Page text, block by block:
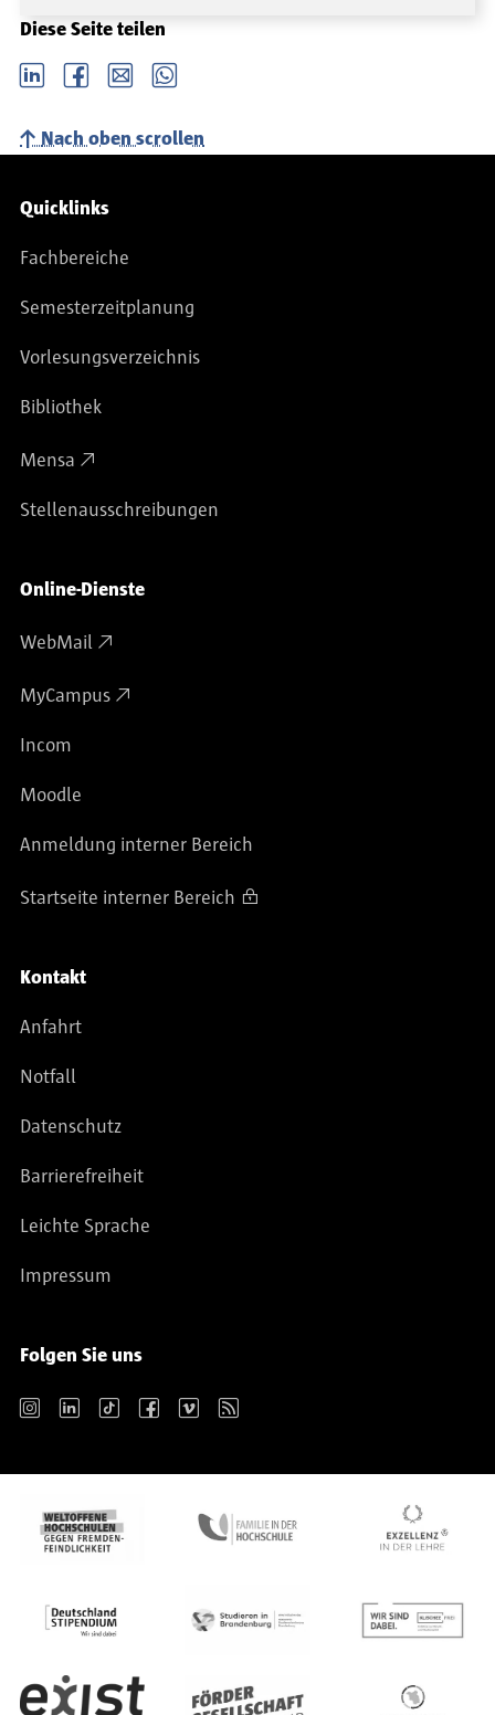
Diese Seite teilen
LinkedIn Facebook email Whatsapp
Nach oben scrollen
Service-Navigation
Quicklinks
Fachbereiche
Semesterzeitplanung
Vorlesungsverzeichnis
Bibliothek
Mensa
Stellenausschreibungen
Online-Dienste
WebMail
MyCampus
Incom
Moodle
Anmeldung interner Bereich
Startseite interner Bereich
Kontakt
Anfahrt
Notfall
Datenschutz
Barrierefreiheit
Leichte Sprache
Impressum
Folgen Sie uns
Instagram LinkedIn TikTok Facebook Vimeo RSS